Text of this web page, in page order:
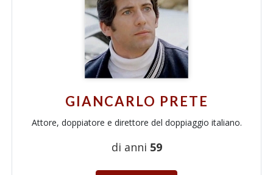
GIANCARLO PRETE
Attore, doppiatore e direttore del doppiaggio italiano.
di anni 59